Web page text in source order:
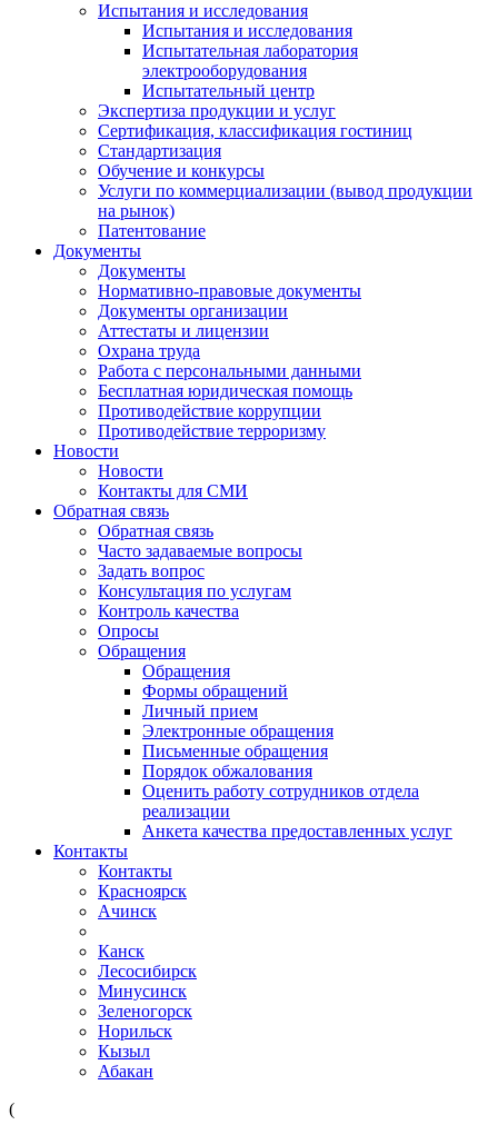
Испытания и исследования
Испытания и исследования
Испытательная лаборатория
электрооборудования
Испытательный центр
Экспертиза продукции и услуг
Сертификация, классификация гостиниц
Стандартизация
Обучение и конкурсы
Услуги по коммерциализации (вывод продукции
на рынок)
Патентование
Документы
Документы
Нормативно-правовые документы
Документы организации
Аттестаты и лицензии
Охрана труда
Работа с персональными данными
Бесплатная юридическая помощь
Противодействие коррупции
Противодействие терроризму
Новости
Новости
Контакты для СМИ
Обратная связь
Обратная связь
Часто задаваемые вопросы
Задать вопрос
Консультация по услугам
Контроль качества
Опросы
Обращения
Обращения
Формы обращений
Личный прием
Электронные обращения
Письменные обращения
Порядок обжалования
Оценить работу сотрудников отдела
реализации
Анкета качества предоставленных услуг
Контакты
Контакты
Красноярск
Ачинск
Канск
Лесосибирск
Минусинск
Зеленогорск
Норильск
Кызыл
Абакан
(